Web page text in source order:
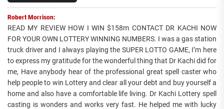
Robert Morrison:
READ MY REVIEW HOW I WIN $158m CONTACT DR KACHI NOW
FOR YOUR OWN LOTTERY WINNING NUMBERS. I was a gas station
truck driver and I always playing the SUPER LOTTO GAME, I’m here
to express my gratitude for the wonderful thing that Dr Kachi did for
me, Have anybody hear of the professional great spell caster who
help people to win Lottery and clear all your debt and buy yourself a
home and also have a comfortable life living. Dr Kachi Lottery spell
casting is wonders and works very fast. He helped me with lucky